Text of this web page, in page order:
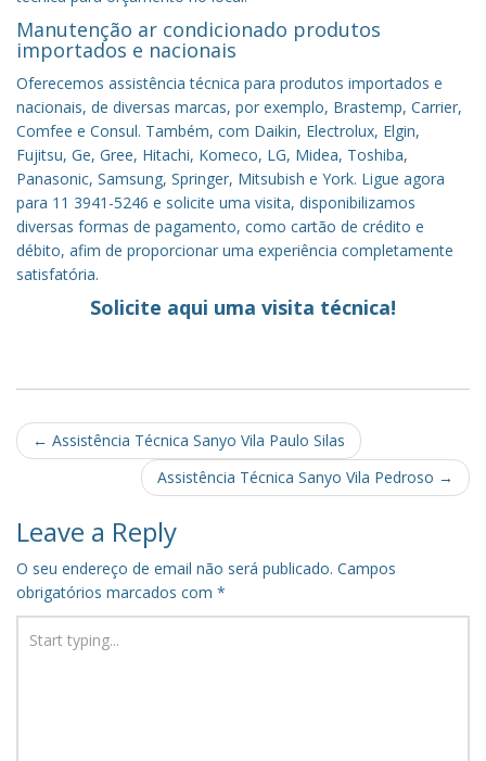
Manutenção ar condicionado produtos
importados e nacionais
Oferecemos assistência técnica para produtos importados e
nacionais, de diversas marcas, por exemplo, Brastemp, Carrier,
Comfee e Consul. Também, com Daikin, Electrolux, Elgin,
Fujitsu, Ge, Gree, Hitachi, Komeco, LG, Midea, Toshiba,
Panasonic, Samsung, Springer, Mitsubish e York. Ligue agora
para 11 3941-5246 e solicite uma visita, disponibilizamos
diversas formas de pagamento, como cartão de crédito e
débito, afim de proporcionar uma experiência completamente
satisfatória.
Solicite aqui uma visita técnica!
Post
navigation
← Assistência Técnica Sanyo Vila Paulo Silas
Assistência Técnica Sanyo Vila Pedroso →
Leave a Reply
O seu endereço de email não será publicado. Campos
obrigatórios marcados com *